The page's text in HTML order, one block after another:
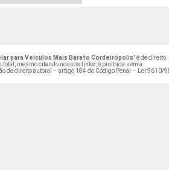
para Veículos Mais Barato Cordeirópolis" é de direito
total, mesmo citando nossos links, é proibida sem a
de direito autoral – artigo 184 do Código Penal –
Lei 9610/